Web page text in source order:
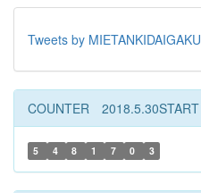
Tweets by MIETANKIDAIGAKU
COUNTER 2018.5.30START
5 4 8 1 7 0 3